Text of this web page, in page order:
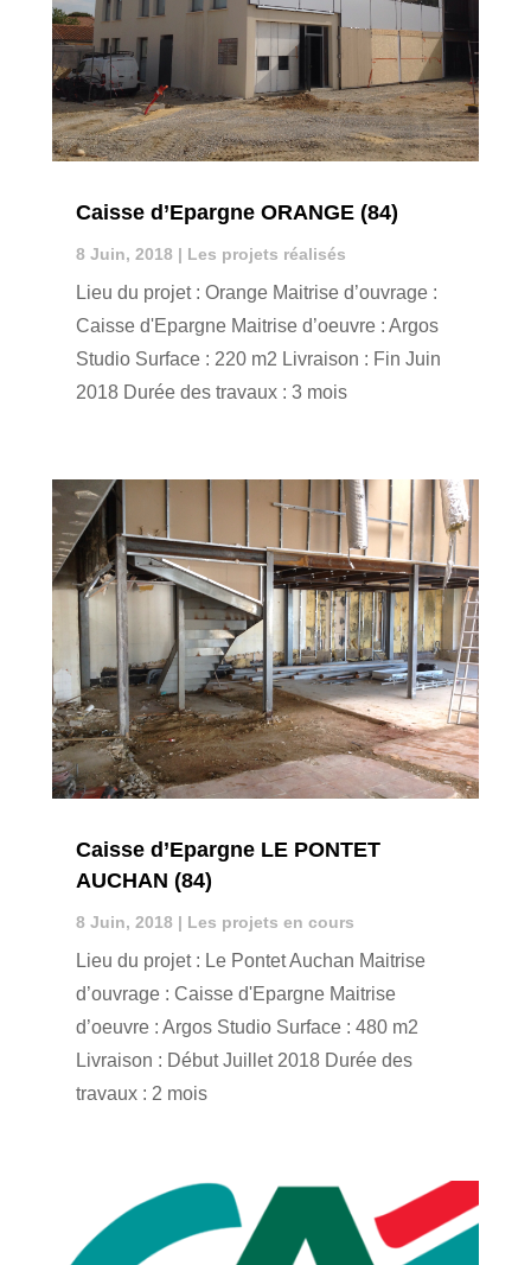
Caisse d’Epargne ORANGE (84)
8 Juin, 2018 | Les projets réalisés
Lieu du projet : Orange Maitrise d’ouvrage :
Caisse d'Epargne Maitrise d’oeuvre : Argos
Studio Surface : 220 m2 Livraison : Fin Juin
2018 Durée des travaux : 3 mois
Caisse d’Epargne LE PONTET
AUCHAN (84)
8 Juin, 2018 | Les projets en cours
Lieu du projet : Le Pontet Auchan Maitrise
d’ouvrage : Caisse d'Epargne Maitrise
d’oeuvre : Argos Studio Surface : 480 m2
Livraison : Début Juillet 2018 Durée des
travaux : 2 mois